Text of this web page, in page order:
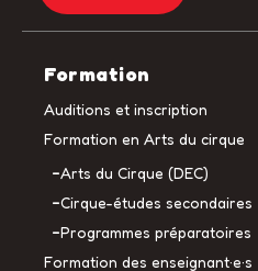
Formation
Auditions et inscription
Formation en Arts du cirque
Arts du Cirque (DEC)
Cirque-études secondaires
Programmes préparatoires
Formation des enseignant·e·s